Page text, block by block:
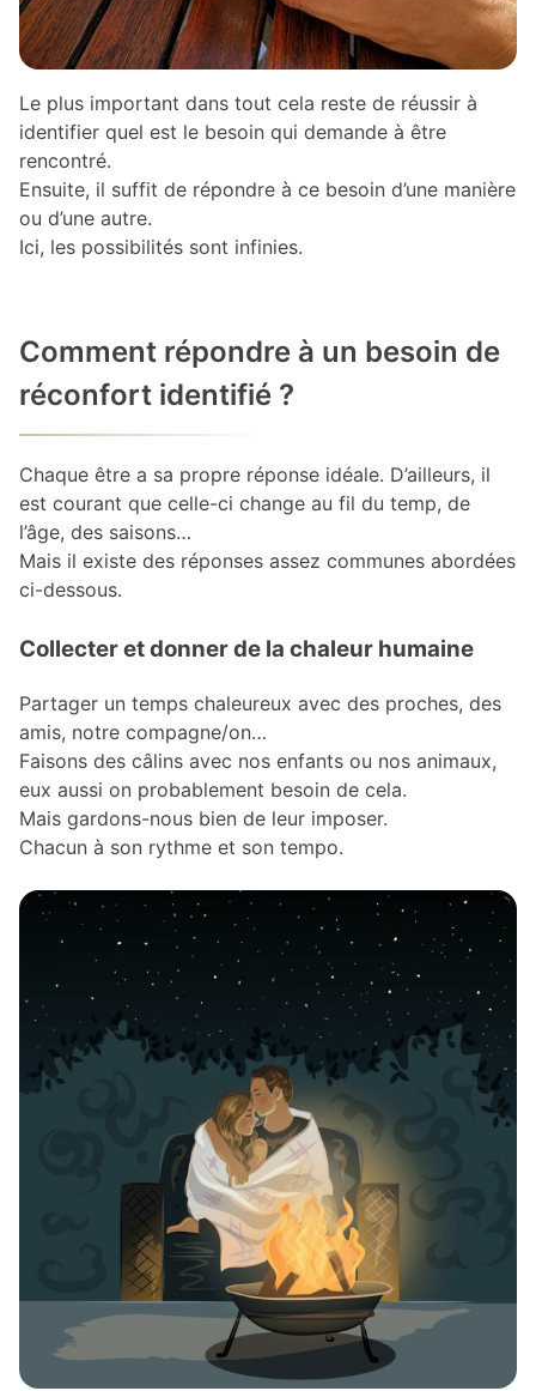
Le plus important dans tout cela reste de réussir à
identifier quel est le besoin qui demande à être
rencontré.
Ensuite, il suffit de répondre à ce besoin d’une manière
ou d’une autre.
Ici, les possibilités sont infinies.
Comment répondre à un besoin de
réconfort identifié ?
Chaque être a sa propre réponse idéale. D’ailleurs, il
est courant que celle-ci change au fil du temp, de
l’âge, des saisons…
Mais il existe des réponses assez communes abordées
ci-dessous.
Collecter et donner de la chaleur humaine
Partager un temps chaleureux avec des proches, des
amis, notre compagne/on…
Faisons des câlins avec nos enfants ou nos animaux,
eux aussi on probablement besoin de cela.
Mais gardons-nous bien de leur imposer.
Chacun à son rythme et son tempo.